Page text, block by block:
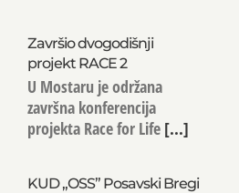
Završio dvogodišnji
projekt RACE 2
U Mostaru je održana
završna konferencija
projekta Race for Life[...]
KUD „OSS” Posavski Bregi